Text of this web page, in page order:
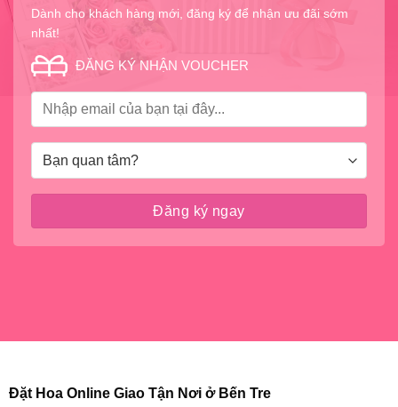
Dành cho khách hàng mới, đăng ký để nhận ưu đãi sớm
nhất!
ĐĂNG KÝ NHẬN VOUCHER
Đặt Hoa Online Giao Tận Nơi ở Bến Tre